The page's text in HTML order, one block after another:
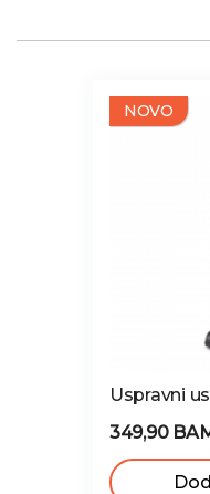
NOVO
Uspravni
349,90